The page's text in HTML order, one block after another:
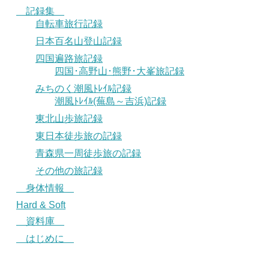
記録集
自転車旅行記録
日本百名山登山記録
四国遍路旅記録
四国･高野山･熊野･大峯旅記録
みちのく潮風ﾄﾚｲﾙ記録
潮風ﾄﾚｲﾙ(蕪島～吉浜)記録
東北山歩旅記録
東日本徒歩旅の記録
青森県一周徒歩旅の記録
その他の旅記録
身体情報
Hard & Soft
資料庫
はじめに